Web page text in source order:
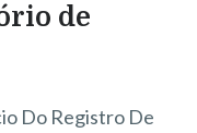
de
Do Registro De